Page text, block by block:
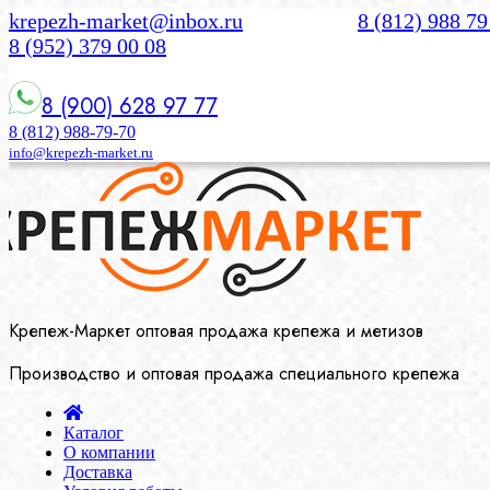
krepezh-market@inbox.ru
8 (812) 988
8 (952) 379 00 08
8 (900) 628 97 77
8 (812) 988-79-70
info@krepezh-market.ru
Крепеж-Маркет оптовая продажа крепежа и метизов
Производство и оптовая продажа специального крепежа
Каталог
О компании
Доставка